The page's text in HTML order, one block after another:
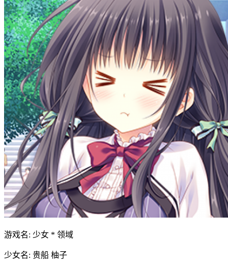
游戏名: 少女 * 领域
少女名: 贵船 柚子